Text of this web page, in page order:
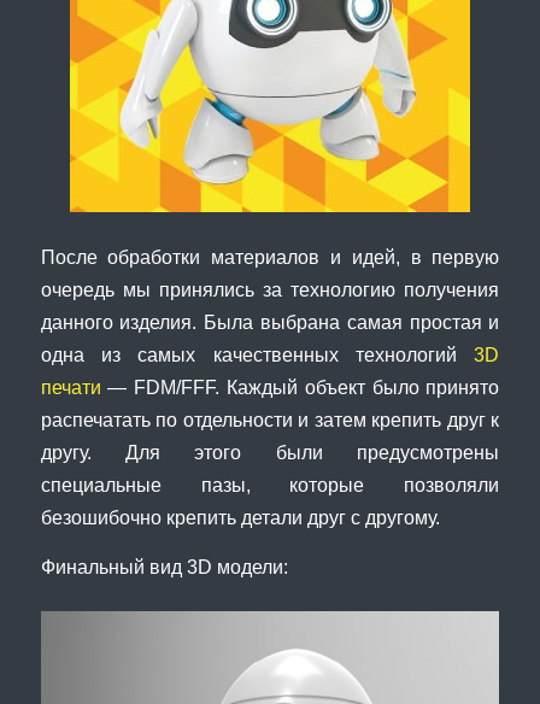
После обработки материалов и идей, в первую
очередь мы принялись за технологию получения
данного изделия. Была выбрана самая простая и
одна из самых качественных технологий3D
печати — FDM/FFF. Каждый объект было принято
распечатать по отдельности и затем крепить друг к
другу. Для этого были предусмотрены
специальные пазы, которые позволяли
безошибочно крепить детали друг с другому.
Финальный вид 3D модели: